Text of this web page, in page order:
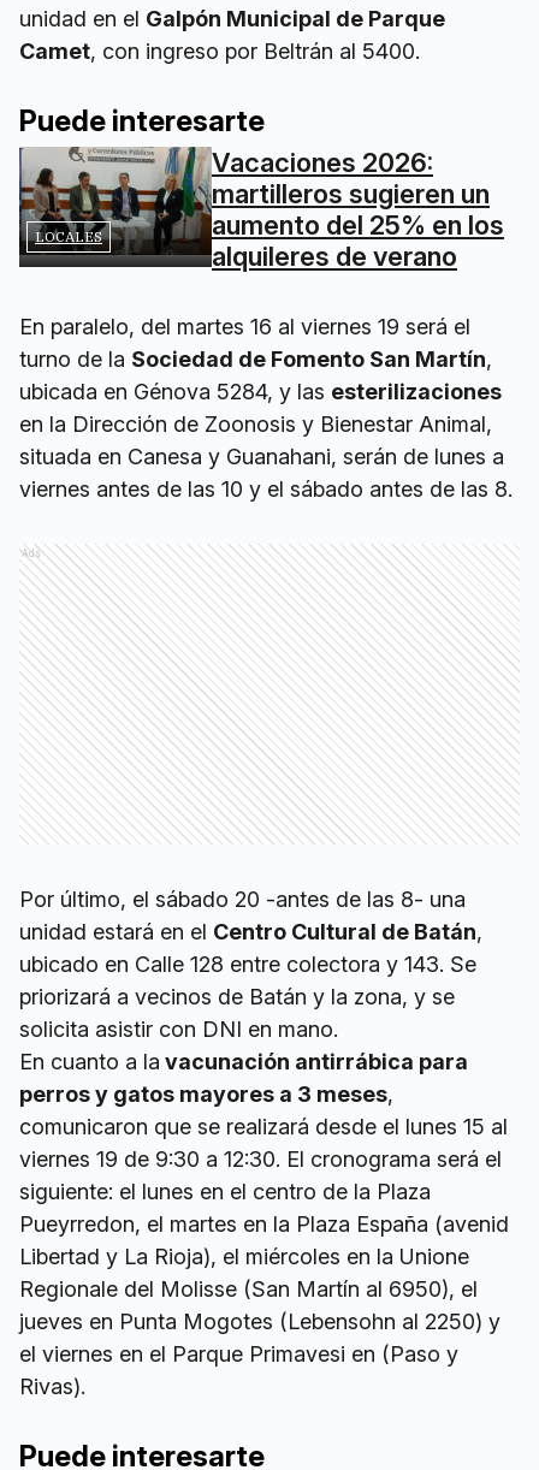
unidad en el Galpón Municipal de Parque
Camet, con ingreso por Beltrán al 5400.
Puede interesarte
LOCALES
Vacaciones 2026:
martilleros sugieren un
aumento del 25% en los
alquileres de verano
En paralelo, del martes 16 al viernes 19 será el
turno de la Sociedad de Fomento San Martín,
ubicada en Génova 5284, y las esterilizaciones
en la Dirección de Zoonosis y Bienestar Animal,
situada en Canesa y Guanahani, serán de lunes a
viernes antes de las 10 y el sábado antes de las 8.
Ads
Por último, el sábado 20 -antes de las 8- una
unidad estará en el Centro Cultural de Batán,
ubicado en Calle 128 entre colectora y 143. Se
priorizará a vecinos de Batán y la zona, y se
solicita asistir con DNI en mano.
En cuanto a la vacunación antirrábica para
perros y gatos mayores a 3 meses,
comunicaron que se realizará desde el lunes 15 al
viernes 19 de 9:30 a 12:30. El cronograma será el
siguiente: el lunes en el centro de la Plaza
Pueyrredon, el martes en la Plaza España (avenid
Libertad y La Rioja), el miércoles en la Unione
Regionale del Molisse (San Martín al 6950), el
jueves en Punta Mogotes (Lebensohn al 2250) y
el viernes en el Parque Primavesi en (Paso y
Rivas).
Puede interesarte